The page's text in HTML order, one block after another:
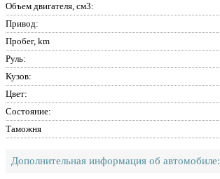
Объем двигателя, см3:
Привод:
Пробег, km
Руль:
Кузов:
Цвет:
Состояние:
Таможня
Дополнительная информация об автомобиле: